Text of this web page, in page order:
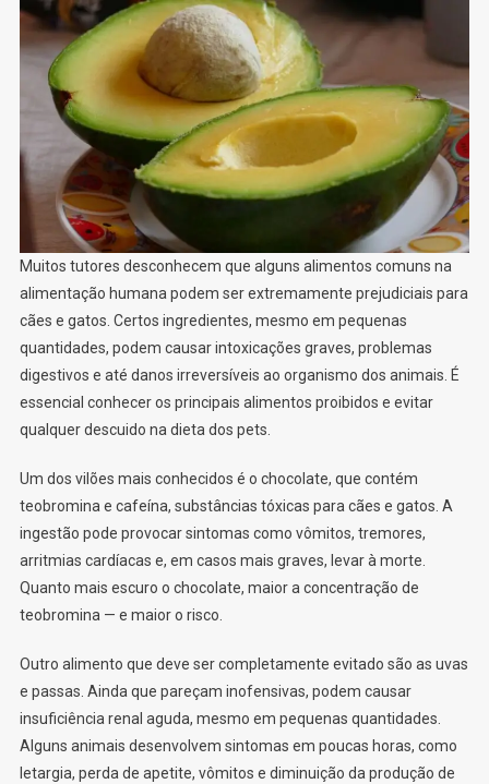
Muitos tutores desconhecem que alguns alimentos comuns na
alimentação humana podem ser extremamente prejudiciais para
cães e gatos. Certos ingredientes, mesmo em pequenas
quantidades, podem causar intoxicações graves, problemas
digestivos e até danos irreversíveis ao organismo dos animais. É
essencial conhecer os principais alimentos proibidos e evitar
qualquer descuido na dieta dos pets.
Um dos vilões mais conhecidos é o chocolate, que contém
teobromina e cafeína, substâncias tóxicas para cães e gatos. A
ingestão pode provocar sintomas como vômitos, tremores,
arritmias cardíacas e, em casos mais graves, levar à morte.
Quanto mais escuro o chocolate, maior a concentração de
teobromina — e maior o risco.
Outro alimento que deve ser completamente evitado são as uvas
e passas. Ainda que pareçam inofensivas, podem causar
insuficiência renal aguda, mesmo em pequenas quantidades.
Alguns animais desenvolvem sintomas em poucas horas, como
letargia, perda de apetite, vômitos e diminuição da produção de